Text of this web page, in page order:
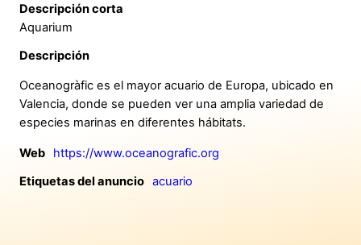
Descripción corta
Aquarium
Descripción
Oceanogràfic es el mayor acuario de Europa, ubicado en
Valencia, donde se pueden ver una amplia variedad de
especies marinas en diferentes hábitats.
Web
https://www.oceanografic.org
Etiquetas del anuncio acuario